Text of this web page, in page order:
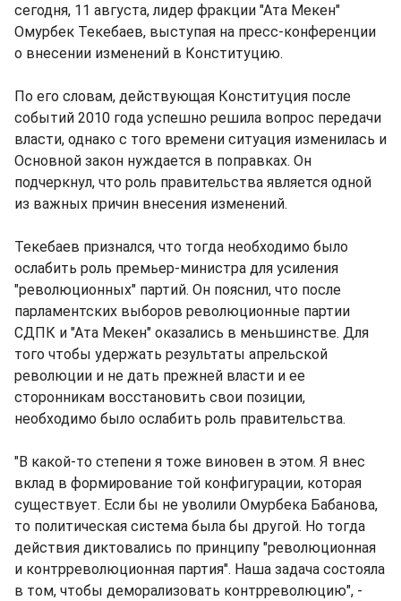
сегодня, 11 августа, лидер фракции "Ата Мекен"
Омурбек Текебаев, выступая на пресс-конференции
о внесении изменений в Конституцию.
По его словам, действующая Конституция после
событий 2010 года успешно решила вопрос передачи
власти, однако с того времени ситуация изменилась и
Основной закон нуждается в поправках. Он
подчеркнул, что роль правительства является одной
из важных причин внесения изменений.
Текебаев признался, что тогда необходимо было
ослабить роль премьер-министра для усиления
"революционных" партий. Он пояснил, что после
парламентских выборов революционные партии
СДПК и "Ата Мекен" оказались в меньшинстве. Для
того чтобы удержать результаты апрельской
революции и не дать прежней власти и ее
сторонникам восстановить свои позиции,
необходимо было ослабить роль правительства.
"В какой-то степени я тоже виновен в этом. Я внес
вклад в формирование той конфигурации, которая
существует. Если бы не уволили Омурбека Бабанова,
то политическая система была бы другой. Но тогда
действия диктовались по принципу "революционная
и контрреволюционная партия". Наша задача состояла
в том, чтобы деморализовать контрреволюцию", -